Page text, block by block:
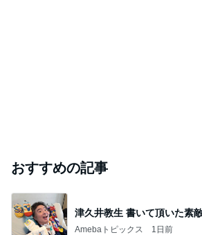
おすすめの記事
津久井教生 書いて頂いた素
Amebaトピックス 1日前